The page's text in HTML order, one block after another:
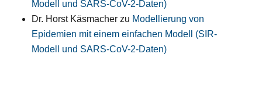
Modell und SARS-CoV-2-Daten)
Dr. Horst Käsmacher zu Modellierung von
Epidemien mit einem einfachen Modell (SIR-
Modell und SARS-CoV-2-Daten)